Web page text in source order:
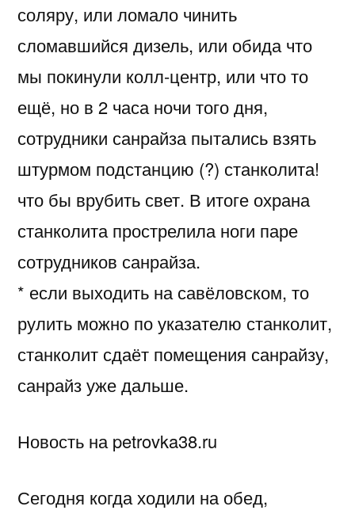
соляру, или ломало чинить
сломавшийся дизель, или обида что
мы покинули колл-центр, или что то
ещё, но в 2 часа ночи того дня,
сотрудники санрайза пытались взять
штурмом подстанцию (?) станколита!
что бы врубить свет. В итоге охрана
станколита прострелила ноги паре
сотрудников санрайза.
* если выходить на савёловском, то
рулить можно по указателю станколит,
станколит сдаёт помещения санрайзу,
санрайз уже дальше.
Новость на petrovka38.ru
Сегодня когда ходили на обед,